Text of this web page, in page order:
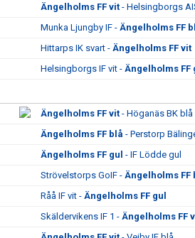
Ängelholms FF vit - Helsingborgs
Munka Ljungby IF - Ängelholms FF
Hittarps IK svart - Ängelholms FF vit
Helsingborgs IF vit - Ängelholms FF
Ängelholms FF vit - Höganäs BK blå
Ängelholms FF blå - Perstorp
Ängelholms FF gul - IF Lödde gul
Strövelstorps GoIF - Ängelholms FF
Råå IF vit - Ängelholms FF gul
Skäldervikens IF 1 - Ängelholms FF